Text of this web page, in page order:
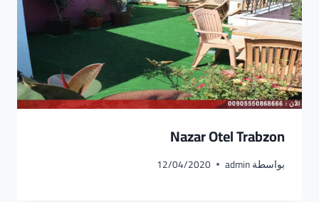
Nazar Otel Trabzon
بواسطةadmin
12/04/2020